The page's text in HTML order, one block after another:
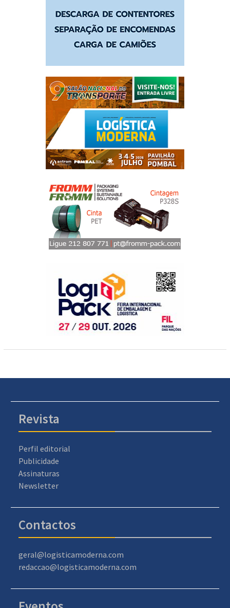
Revista
Perfil editorial
Publicidade
Assinaturas
Newsletter
Contactos
geral@logisticamoderna.com
redaccao@logisticamoderna.com